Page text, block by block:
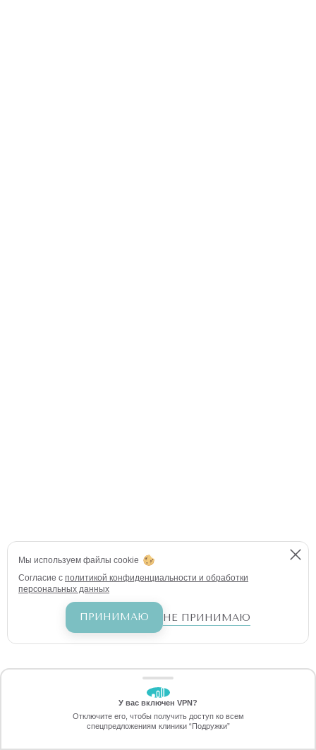
Позвоните
ЗАБЕРИТЕ СКИДКУ
70%
Мы используем файлы cookie
Согласие с политикой конфиденциальности и обработки
персональных данных
ПРИНИМАЮ НЕ ПРИНИМАЮ
У вас включен VPN?
Отключите его, чтобы получить доступ ко всем
спецпредложениям клиники “Подружки”